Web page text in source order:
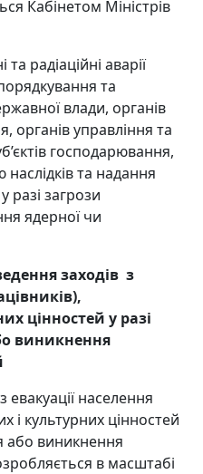
Кабінетом Міністрів
радіаційні аварії
та
влади, органів
органів управління та
господарювання,
наслідків та надання
загрози
ядерної чи
заходів з
цінностей у разі
виникнення
населення
і культурних цінностей
або виникнення
в масштабі